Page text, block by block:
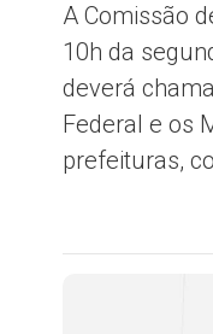
A Comissão
10h da
deverá
Federal e os
prefeituras,